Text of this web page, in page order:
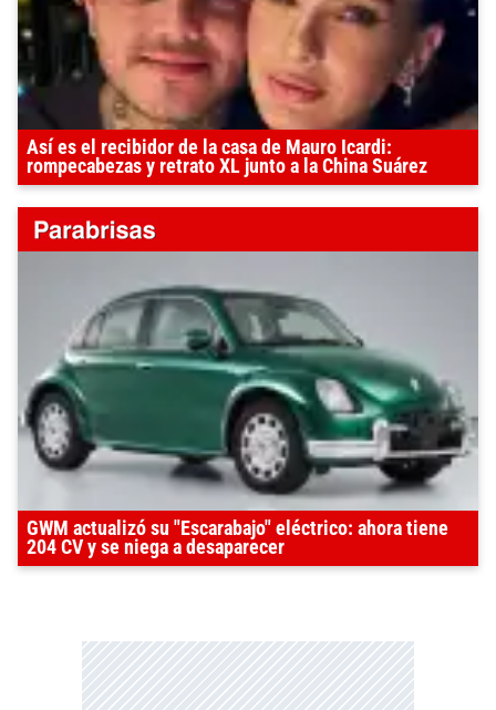
Así es el recibidor de la casa de Mauro Icardi:
rompecabezas y retrato XL junto a la China Suárez
GWM actualizó su "Escarabajo" eléctrico: ahora tiene
204 CV y se niega a desaparecer